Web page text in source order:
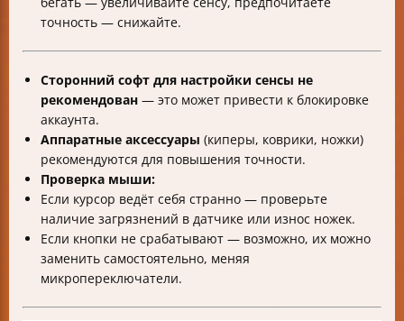
точность — снижайте.
Сторонний софт для настройки сенсы не
рекомендован — это может привести к блокировке
аккаунта.
Аппаратные аксессуары (киперы, коврики, ножки)
рекомендуются для повышения точности.
Проверка мыши:
Если курсор ведёт себя странно — проверьте
наличие загрязнений в датчике или износ ножек.
Если кнопки не срабатывают — возможно, их можно
заменить самостоятельно, меняя
микропереключатели.